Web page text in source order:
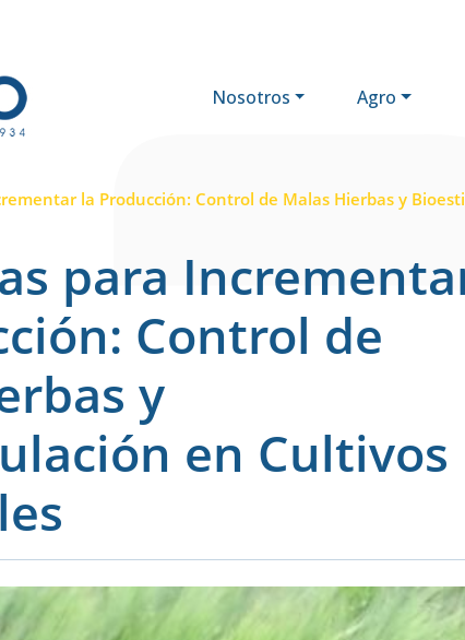
Nosotros Agro
la Producción: Control de Malas Hierbas y
para
Control de
y
en Cultivos